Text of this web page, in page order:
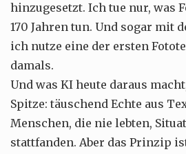
hinzugesetzt. Ich tue nur, was
170 Jahren tun. Und sogar mit
ich nutze eine der ersten
damals.
Und was KI heute daraus
Spitze: täuschend Echte aus
Menschen, die nie lebten,
stattfanden. Aber das Prinzip